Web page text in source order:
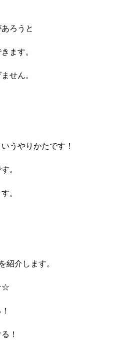
ろうと
ます。
せん。
うやりかたです！
。
。
紹介します。
！